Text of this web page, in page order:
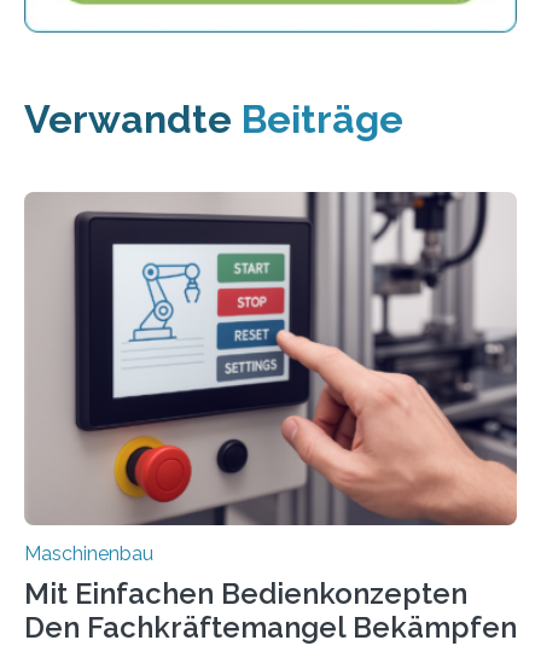
Verwandte Beiträge
Maschinenbau
Mit Einfachen Bedienkonzepten
Den Fachkräftemangel Bekämpfen